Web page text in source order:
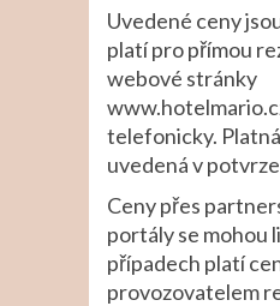
Uvedené ceny
platí pro přímou
webové stránky
telefonicky.
uvedená v
Ceny přes
portály se mohou
případech platí
provozovatelem